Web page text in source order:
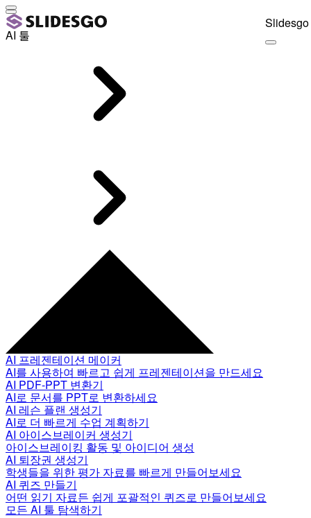
AI 툴
AI 프레젠테이션 메이커
AI를 사용하여 빠르고 쉽게 프레젠테이션을 만드세요
AI PDF-PPT 변환기
AI로 문서를 PPT로 변환하세요
AI 레슨 플랜 생성기
AI로 더 빠르게 수업 계획하기
AI 아이스브레이커 생성기
아이스브레이킹 활동 및 아이디어 생성
AI 퇴장권 생성기
학생들을 위한 평가 자료를 빠르게 만들어보세요
AI 퀴즈 만들기
어떤 읽기 자료든 쉽게 포괄적인 퀴즈로 만들어보세요
모든 AI 툴 탐색하기